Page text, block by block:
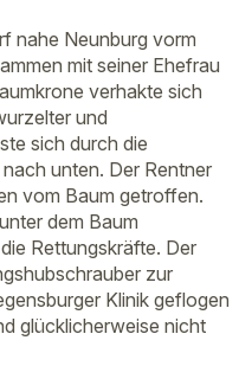
nahe Neunburg vorm
mit seiner Ehefrau
verhakte sich
und
sich durch die
unten. Der Rentner
vom Baum getroffen.
dem Baum
Rettungskräfte. Der
zur
Klinik geflogen
glücklicherweise nicht